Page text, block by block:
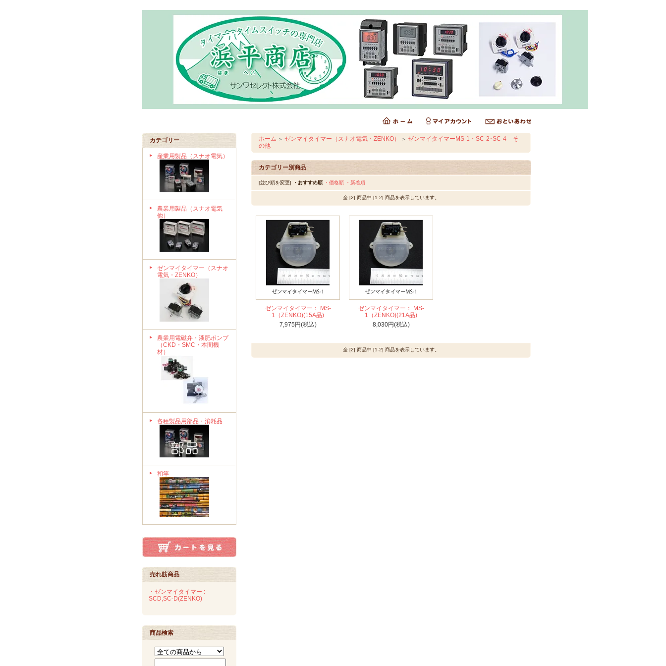
カテゴリー
産業用製品（スナオ電気）
農業用製品（スナオ電気
他）
ゼンマイタイマー（スナオ
電気・ZENKO）
農業用電磁弁・液肥ポンプ
（CKD・SMC・本間機
材）
各種製品用部品・消耗品
和竿
売れ筋商品
・ゼンマイタイマー :
SCD,SC-D(ZENKO)
商品検索
ホーム ＞ ゼンマイタイマー（スナオ電気・ZENKO） ＞ ゼンマイタイマーMS-1・SC-2･SC-4 そ
の他
カテゴリー別商品
[並び順を変更] ・おすすめ順 ・価格順 ・新着順
全 [2] 商品中 [1-2] 商品を表示しています。
ゼンマイタイマー： MS-
1（ZENKO)(15A品)
7,975円(税込)
ゼンマイタイマー： MS-
1（ZENKO)(21A品)
8,030円(税込)
全 [2] 商品中 [1-2] 商品を表示しています。